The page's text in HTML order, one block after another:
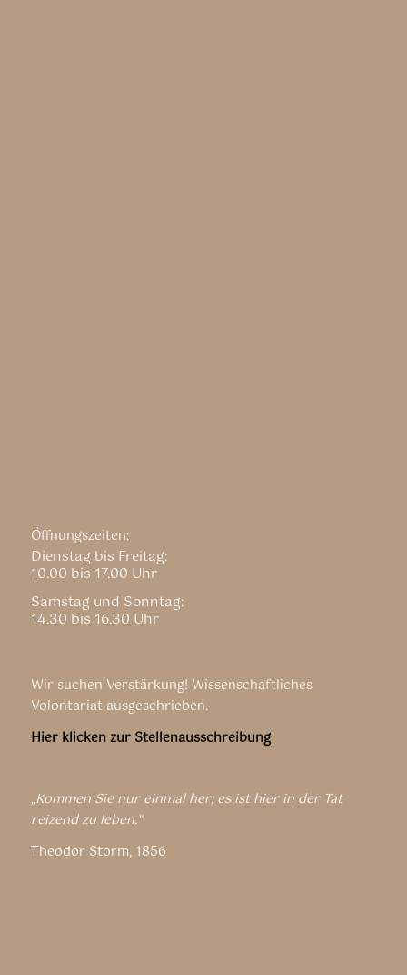
Öffnungszeiten:
Dienstag bis Freitag:
10.00 bis 17.00 Uhr
Samstag und Sonntag:
14.30 bis 16.30 Uhr
Wir suchen Verstärkung! Wissenschaftliches
Volontariat ausgeschrieben.
Hier klicken zur Stellenausschreibung
„Kommen Sie nur einmal her; es ist hier in der Tat
reizend zu leben.“
Theodor Storm, 1856